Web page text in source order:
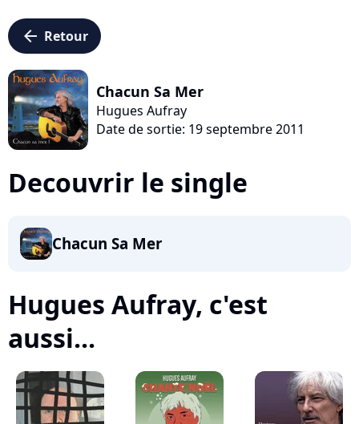
arrow_left Retour
Chacun Sa Mer
Hugues Aufray
Date de sortie: 19 septembre 2011
Decouvrir le single
Chacun Sa Mer
Hugues Aufray, c'est
aussi...